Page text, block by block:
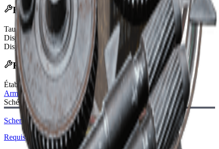
Effets
Taux de combustion de durabilité augmenté
20%
Dispersion maximale de tir réduite30%
Dispersion par tir réduite
60%
Recette d'artisanat
Établi:
Armurier
Schéma requis :
Schema Compensateur III
Requis